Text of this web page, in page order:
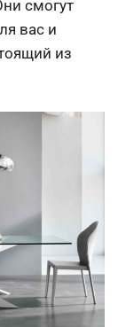
смогут
вас и
из